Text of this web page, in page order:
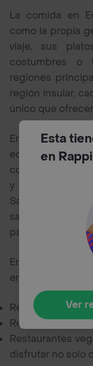
La comida en
como la propia
viaje, sus
costumbres o
regiones
región insular,
único que
Entre los
ecuatoriana
consistir en
y especias;
Sancocho de
sabrosa que
país.
Entre los
encontrar
Restaurantes
Restaurantes
Restaurantes
disfrutar no solo
Esta
en Rappi
Ver